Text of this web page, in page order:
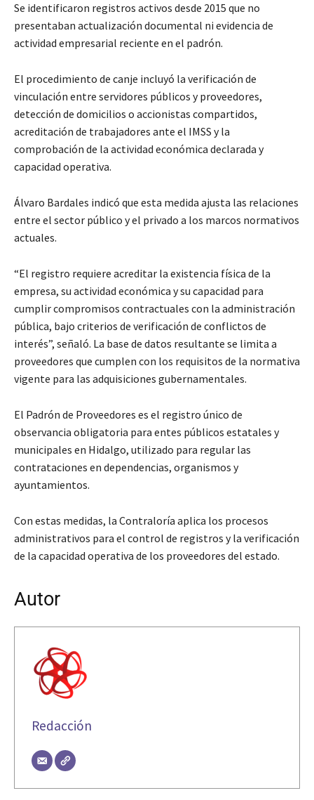
Se identificaron registros activos desde 2015 que no
presentaban actualización documental ni evidencia de
actividad empresarial reciente en el padrón.
El procedimiento de canje incluyó la verificación de
vinculación entre servidores públicos y proveedores,
detección de domicilios o accionistas compartidos,
acreditación de trabajadores ante el IMSS y la
comprobación de la actividad económica declarada y
capacidad operativa.
Álvaro Bardales indicó que esta medida ajusta las relaciones
entre el sector público y el privado a los marcos normativos
actuales.
“El registro requiere acreditar la existencia física de la
empresa, su actividad económica y su capacidad para
cumplir compromisos contractuales con la administración
pública, bajo criterios de verificación de conflictos de
interés”, señaló. La base de datos resultante se limita a
proveedores que cumplen con los requisitos de la normativa
vigente para las adquisiciones gubernamentales.
El Padrón de Proveedores es el registro único de
observancia obligatoria para entes públicos estatales y
municipales en Hidalgo, utilizado para regular las
contrataciones en dependencias, organismos y
ayuntamientos.
Con estas medidas, la Contraloría aplica los procesos
administrativos para el control de registros y la verificación
de la capacidad operativa de los proveedores del estado.
Autor
Redacción